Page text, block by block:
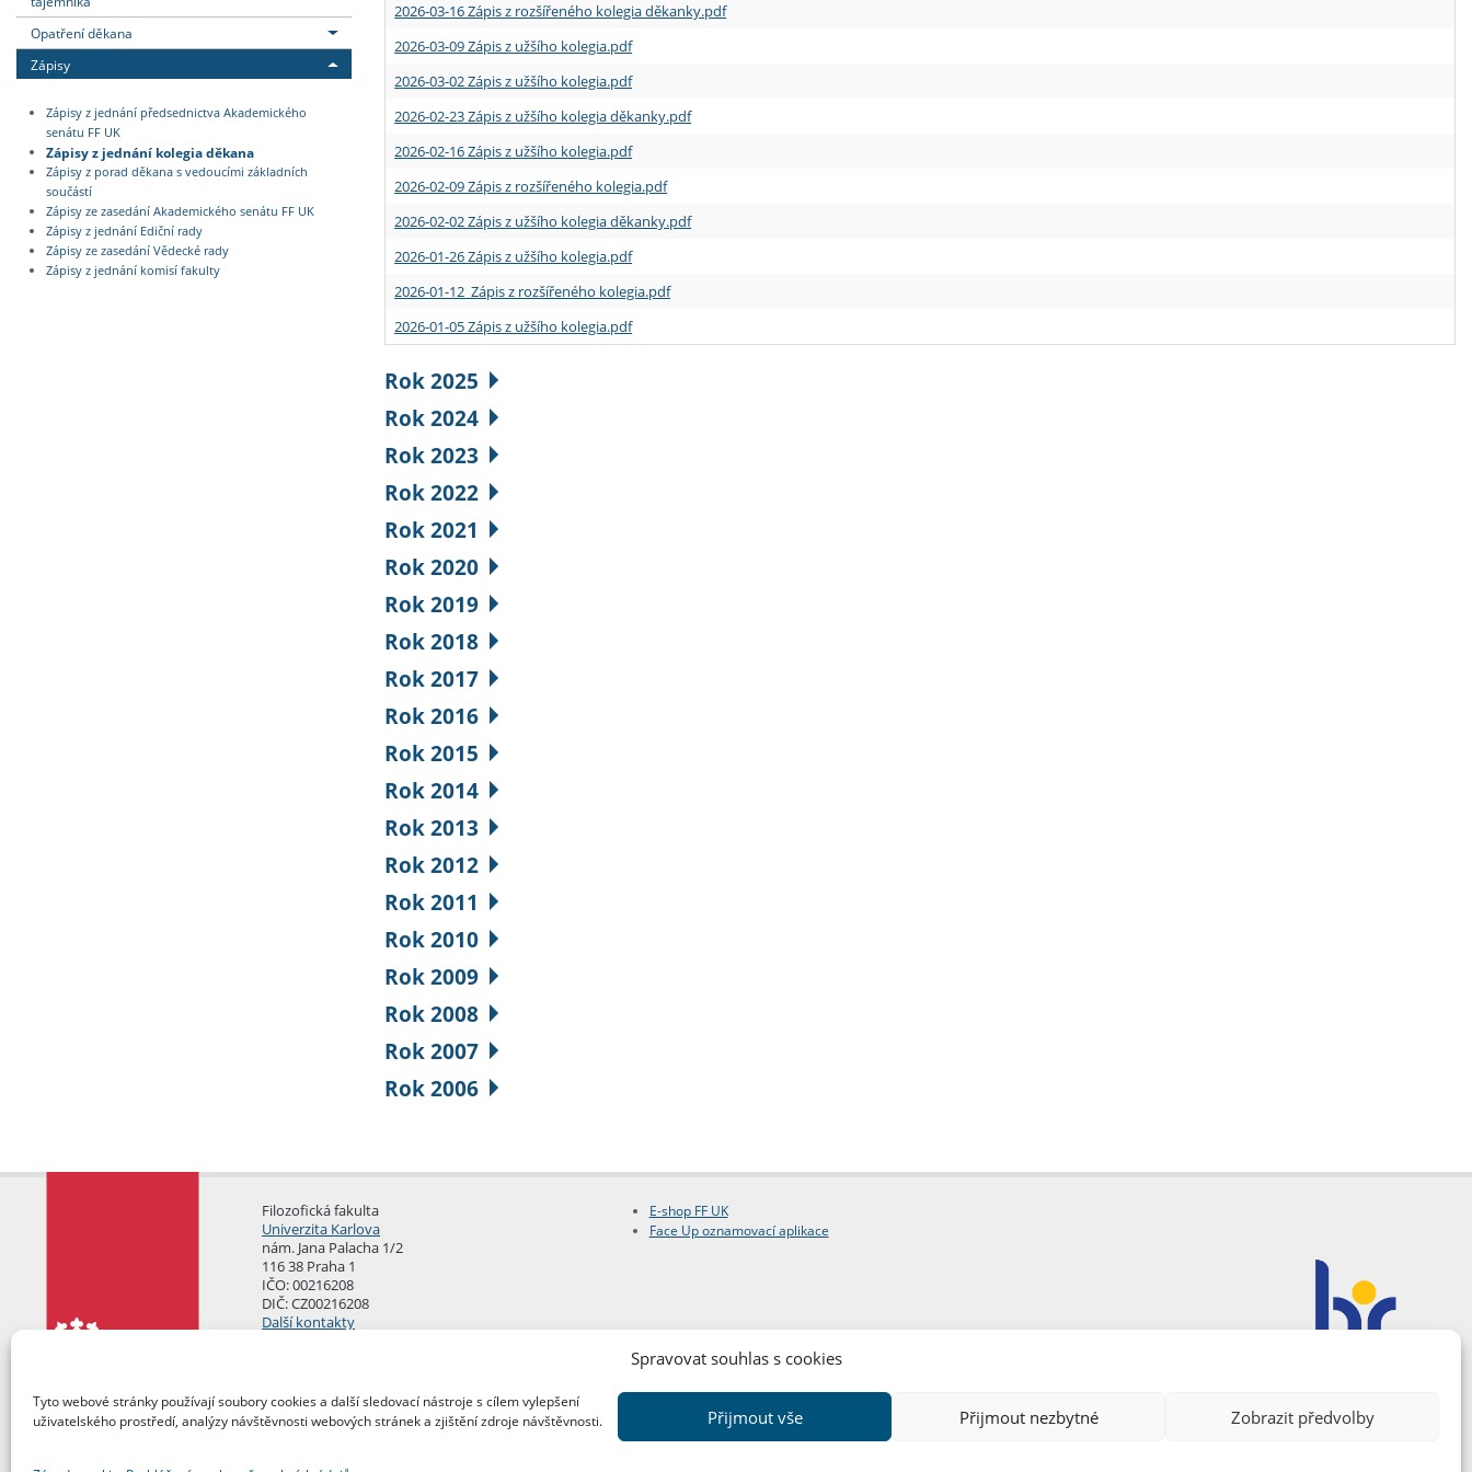
Spravovat souhlas s cookies
Tyto webové stránky používají soubory cookies a další sledovací nástroje s cílem vylepšení
uživatelského prostředí, analýzy návštěvnosti webových stránek a zjištění zdroje návštěvnosti.
Přijmout vše Přijmout nezbytné Zobrazit předvolby
Opatření děkana
Zápisy
Zápisy z jednání předsednictva Akademického
senátu FF UK
Zápisy z jednání kolegia děkana
Zápisy z porad děkana s vedoucími základních
součástí
Zápisy ze zasedání Akademického senátu FF UK
Zápisy z jednání Ediční rady
Zápisy ze zasedání Vědecké rady
Zápisy z jednání komisí fakulty
2026-03-16 Zápis z rozšířeného kolegia děkanky.pdf
2026-03-09 Zápis z užšího kolegia.pdf
2026-03-02 Zápis z užšího kolegia.pdf
2026-02-23 Zápis z užšího kolegia děkanky.pdf
2026-02-16 Zápis z užšího kolegia.pdf
2026-02-09 Zápis z rozšířeného kolegia.pdf
2026-02-02 Zápis z užšího kolegia děkanky.pdf
2026-01-26 Zápis z užšího kolegia.pdf
2026-01-12 Zápis z rozšířeného kolegia.pdf
2026-01-05 Zápis z užšího kolegia.pdf
Rok 2025
Rok 2024
Rok 2023
Rok 2022
Rok 2021
Rok 2020
Rok 2019
Rok 2018
Rok 2017
Rok 2016
Rok 2015
Rok 2014
Rok 2013
Rok 2012
Rok 2011
Rok 2010
Rok 2009
Rok 2008
Rok 2007
Rok 2006
Filozofická fakulta
Univerzita Karlova
nám. Jana Palacha 1/2
116 38 Praha 1
IČO: 00216208
DIČ: CZ00216208
Další kontakty
E-shop FF UK
Face Up oznamovací aplikace